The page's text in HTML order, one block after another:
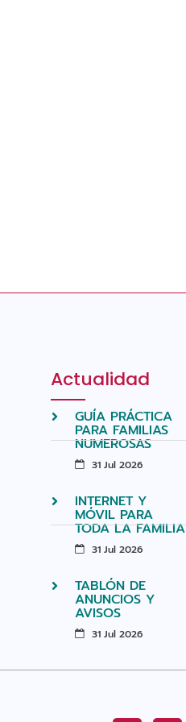
Actualidad
GUÍA PRÁCTICA
PARA FAMILIAS
NUMEROSAS
31 Jul 2026
INTERNET Y
MÓVIL PARA
TODA LA FAMILIA
31 Jul 2026
TABLÓN DE
ANUNCIOS Y
AVISOS
31 Jul 2026